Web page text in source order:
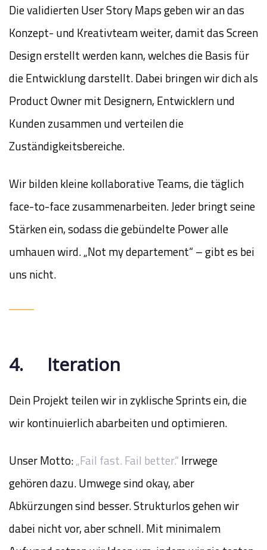
Die validierten User Story Maps geben wir an das
Konzept- und Kreativteam weiter, damit das Screen
Design erstellt werden kann, welches die Basis für
die Entwicklung darstellt. Dabei bringen wir dich als
Product Owner mit Designern, Entwicklern und
Kunden zusammen und verteilen die
Zuständigkeitsbereiche.
Wir bilden kleine kollaborative Teams, die täglich
face-to-face zusammenarbeiten. Jeder bringt seine
Stärken ein, sodass die gebündelte Power alle
umhauen wird. „Not my departement“ – gibt es bei
uns nicht.
4. Iteration
Dein Projekt teilen wir in zyklische Sprints ein, die
wir kontinuierlich abarbeiten und optimieren.
Unser Motto:„Fail fast. Fail better.“ Irrwege
gehören dazu. Umwege sind okay, aber
Abkürzungen sind besser. Strukturlos gehen wir
dabei nicht vor, aber schnell. Mit minimalem